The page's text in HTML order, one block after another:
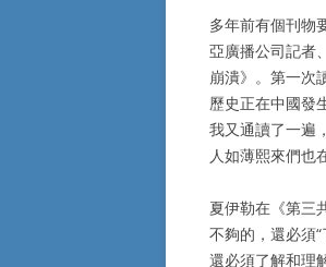
多年前有個刊物
亞廣播公司記者
崩潰》。第一次
歷史正在中國發
我又通讀了一遍
人如薄熙來們也
夏伊勒在《第三
不夠的，還必須
還必須了解和理